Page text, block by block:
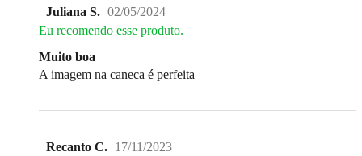
Juliana S. 02/05/2024
Eu recomendo esse produto.
Muito boa
A imagem na caneca é perfeita
Recanto C. 17/11/2023